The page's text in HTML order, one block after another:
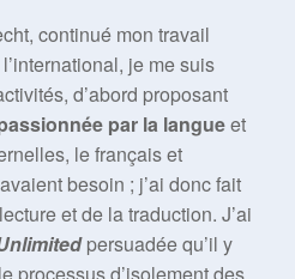
continué mon travail
je me suis
d’abord proposant
par la langueet
le français et
besoin ; j’ai donc fait
et de la traduction. J’ai
persuadée qu’il y
processus d’isolement des